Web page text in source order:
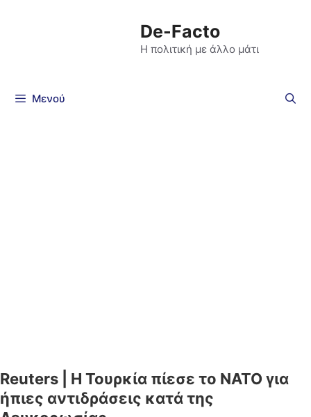
De-Facto
Η πολιτική με άλλο μάτι
Μενού
Reuters | Η Τουρκία πίεσε το NATO για
ήπιες αντιδράσεις κατά της